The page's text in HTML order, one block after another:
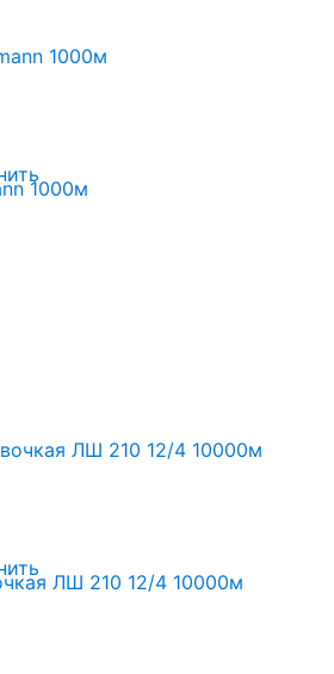
1000м
ЛШ 210 12/4 10000м